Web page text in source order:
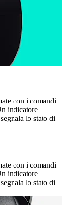
con i comandi
indicatore
lo stato di
con i comandi
indicatore
lo stato di